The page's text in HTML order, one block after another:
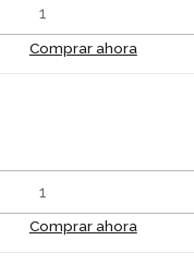
Comprar ahora
Comprar ahora